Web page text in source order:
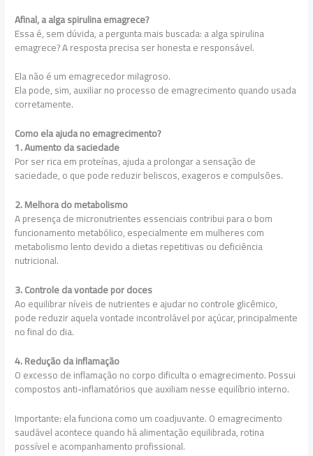
Afinal, a alga spirulina emagrece?
Essa é, sem dúvida, a pergunta mais buscada: a alga spirulina
emagrece? A resposta precisa ser honesta e responsável.
Ela não é um emagrecedor milagroso.
Ela pode, sim, auxiliar no processo de emagrecimento quando usada
corretamente.
Como ela ajuda no emagrecimento?
1. Aumento da saciedade
Por ser rica em proteínas, ajuda a prolongar a sensação de
saciedade, o que pode reduzir beliscos, exageros e compulsões.
2. Melhora do metabolismo
A presença de micronutrientes essenciais contribui para o bom
funcionamento metabólico, especialmente em mulheres com
metabolismo lento devido a dietas repetitivas ou deficiência
nutricional.
3. Controle da vontade por doces
Ao equilibrar níveis de nutrientes e ajudar no controle glicêmico,
pode reduzir aquela vontade incontrolável por açúcar, principalmente
no final do dia.
4. Redução da inflamação
O excesso de inflamação no corpo dificulta o emagrecimento. Possui
compostos anti-inflamatórios que auxiliam nesse equilíbrio interno.
Importante: ela funciona como um coadjuvante. O emagrecimento
saudável acontece quando há alimentação equilibrada, rotina
possível e acompanhamento profissional.